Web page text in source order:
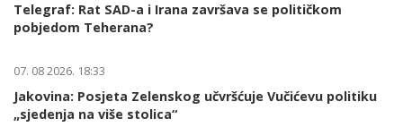
Telegraf: Rat SAD-a i Irana završava se političkom
pobjedom Teherana?
07. 08 2026. 18:33
Jakovina: Posjeta Zelenskog učvršćuje Vučićevu politiku
„sjedenja na više stolica“